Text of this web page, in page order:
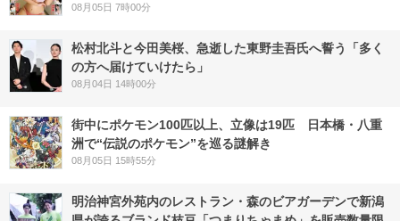
08月05日 7時00分
松村北斗と今田美桜、急逝した東野圭吾氏へ誓う「多く
の方へ届けていけたら」
08月04日 14時00分
街中にポケモン100匹以上、立像は19匹 日本橋・八重
洲で“伝説のポケモン”を巡る謎解き
08月05日 15時55分
明治神宮外苑内のレストラン・森のビアガーデンで新潟